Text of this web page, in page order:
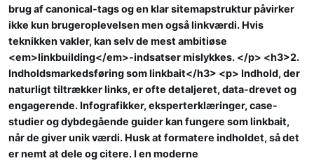
brug af canonical-tags og en klar sitemapstruktur påvirker
ikke kun brugeroplevelsen men også linkværdi. Hvis
teknikken vakler, kan selv de mest ambitiøse
<em>linkbuilding</em>-indsatser mislykkes. </p> <h3>2.
Indholdsmarkedsføring som linkbait</h3> <p> Indhold, der
naturligt tiltrækker links, er ofte detaljeret, data-drevet og
engagerende. Infografikker, eksperterklæringer, case-
studier og dybdegående guider kan fungere som linkbait,
når de giver unik værdi. Husk at formatere indholdet, så det
er nemt at dele og citere. I en moderne